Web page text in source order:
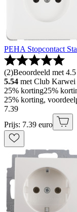
PEHA Stopcontact
(2)Beoordeeld met
5.54 met Club Karwei
25% korting25%
25% korting,
7.39
Prijs: 7.39 euro